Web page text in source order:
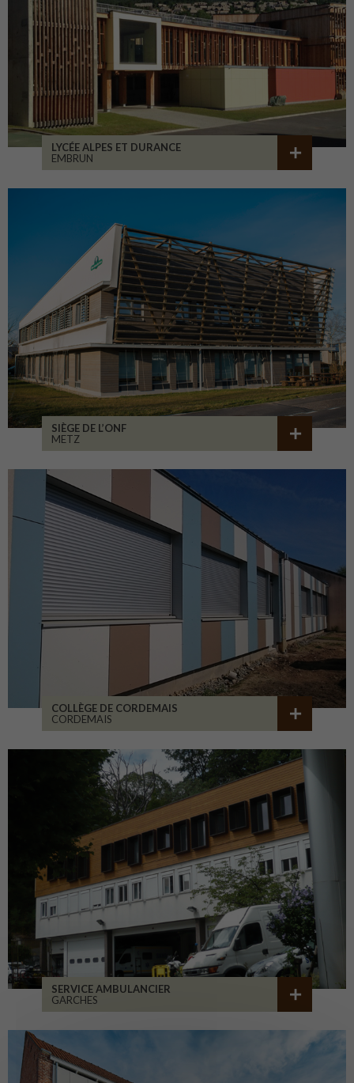
LYCÉE ALPES ET DURANCE
EMBRUN
SIÈGE DE L’ONF
METZ
COLLÈGE DE CORDEMAIS
CORDEMAIS
SERVICE AMBULANCIER
GARCHES